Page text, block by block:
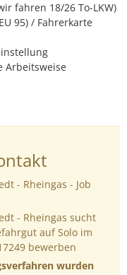
fahren 18/26 To-LKW)
95) / Fahrerkarte
Arbeitsweise
- Rheingas - Job
- Rheingas sucht
auf Solo im
bewerben
wurden